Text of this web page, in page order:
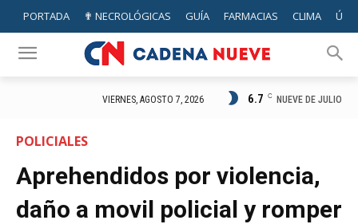
PORTADA ✟ NECROLÓGICAS GUÍA FARMACIAS CLIMA
VIERNES, AGOSTO 7, 2026 6.7 C NUEVE DE JULIO
POLICIALES
Aprehendidos por violencia,
daño a movil policial y romper